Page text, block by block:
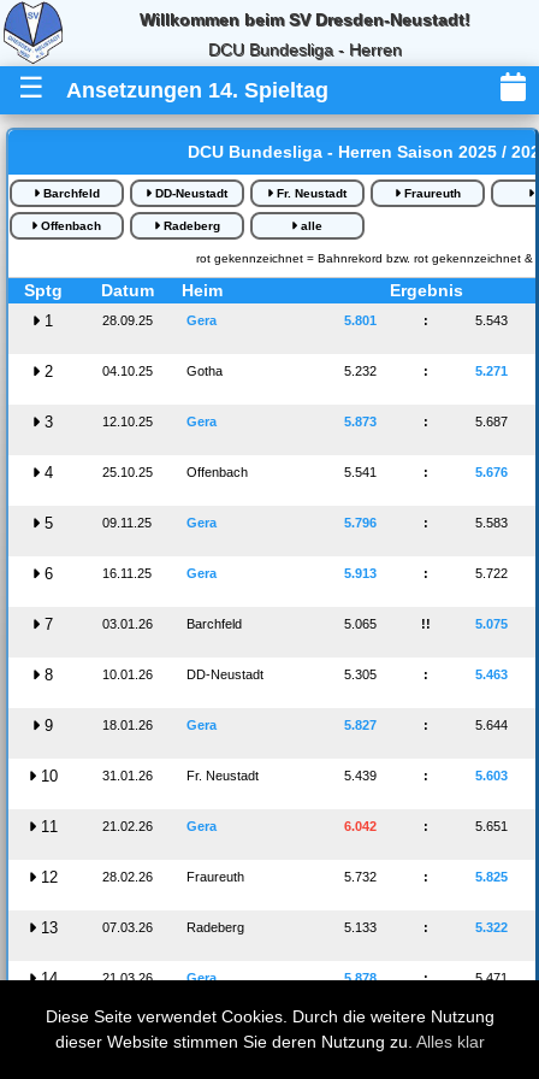
Willkommen beim SV Dresden-Neustadt!
DCU Bundesliga - Herren
☰ Ansetzungen 14. Spieltag
DCU Bundesliga - Herren Saison 2025 /
Barchfeld DD-Neustadt Fr. Neustadt Fraureuth
Offenbach Radeberg alle
rot gekennzeichnet = Bahnrekord bzw. rot gekennzeichnet &
Sptg Datum Heim Ergebnis
1 28.09.25 Gera 5.801 : 5.543
2 04.10.25 Gotha 5.232 : 5.271
3 12.10.25 Gera 5.873 : 5.687
4 25.10.25 Offenbach 5.541 : 5.676
5 09.11.25 Gera 5.796 : 5.583
6 16.11.25 Gera 5.913 : 5.722
7 03.01.26 Barchfeld 5.065 !! 5.075
8 10.01.26 DD-Neustadt 5.305 : 5.463
9 18.01.26 Gera 5.827 : 5.644
10 31.01.26 Fr. Neustadt 5.439 : 5.603
11 21.02.26 Gera 6.042 : 5.651
12 28.02.26 Fraureuth 5.732 : 5.825
13 07.03.26 Radeberg 5.133 : 5.322
14 21.03.26 Gera 5.878 : 5.471
Diese Seite verwendet Cookies. Durch die weitere Nutzung
dieser Website stimmen Sie deren Nutzung zu. Alles klar